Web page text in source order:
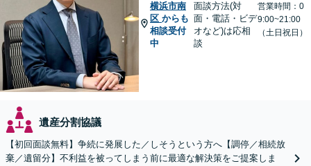
横浜市南
区 からも
相談受付
中
面談方法(対
面・電話・ビデ
オなど)は応相
談
営業時間：0
9:00~21:00
（土日祝日）
遺産分割協議
【初回面談無料】争続に発展した／しそうという方へ【調停／相続放
棄／遺留分】不利益を被ってしまう前に最適な解決策をご提案しま